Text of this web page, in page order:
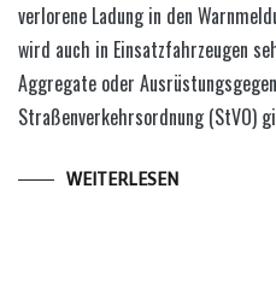
verlorene Ladung in den
wird auch in Einsatzfahrzeugen
Aggregate oder
Straßenverkehrsordnung (StVO)
WEITERLESEN